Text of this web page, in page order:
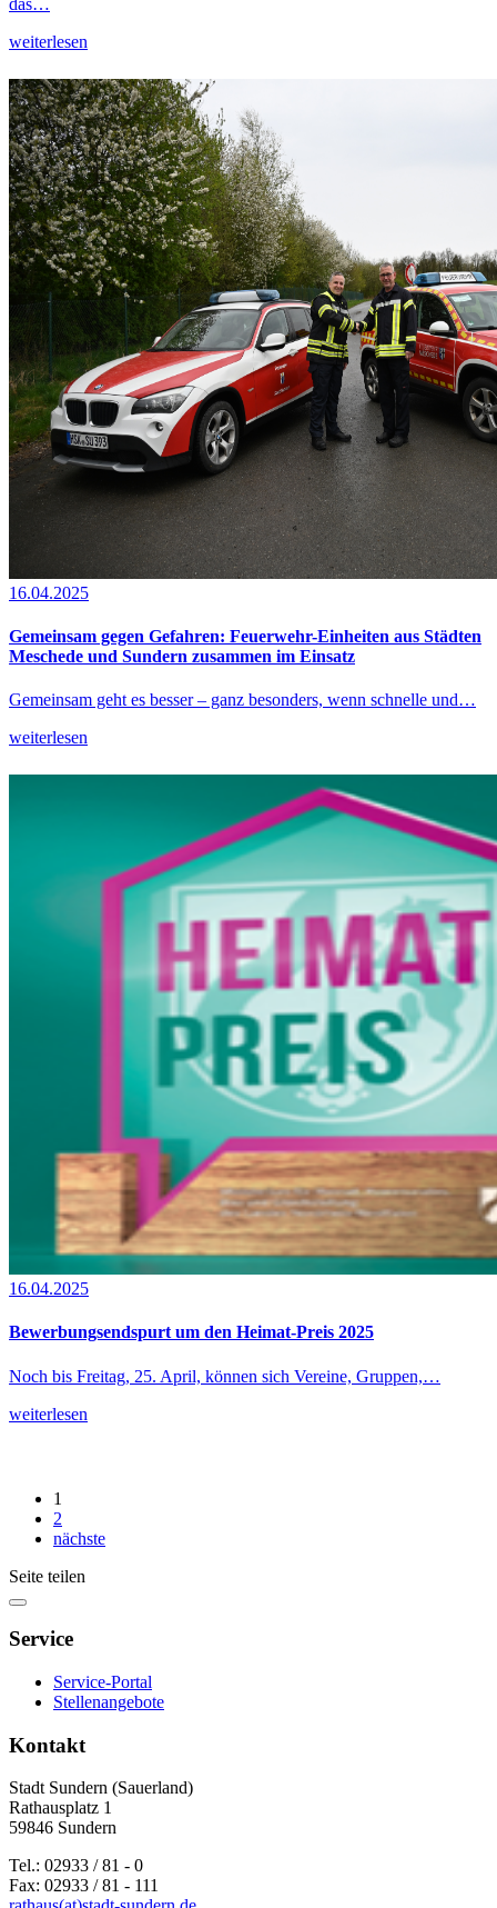
weiterlesen
16.04.2025
Gemeinsam gegen Gefahren: Feuerwehr-Einheiten aus Städten
Meschede und Sundern zusammen im Einsatz
Gemeinsam geht es besser – ganz besonders, wenn schnelle und…
weiterlesen
16.04.2025
Bewerbungsendspurt um den Heimat-Preis 2025
Noch bis Freitag, 25. April, können sich Vereine, Gruppen,…
weiterlesen
1
2
nächste
Seite teilen
Service
Service-Portal
Stellenangebote
Kontakt
Stadt Sundern (Sauerland)
Rathausplatz 1
59846 Sundern
Tel.: 02933 / 81 - 0
Fax: 02933 / 81 - 111